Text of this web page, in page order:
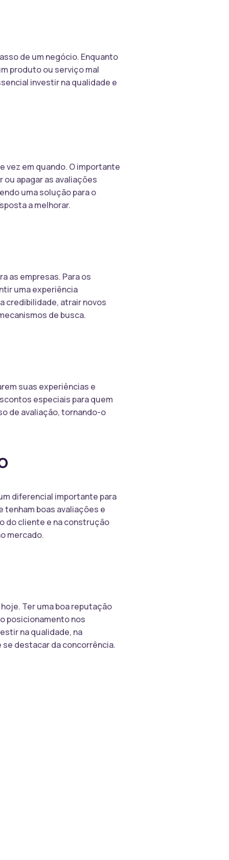
de um negócio. Enquanto
produto ou serviço mal
investir na qualidade e
vez em quando. O importante
apagar as avaliações
uma solução para o
a melhorar.
as empresas. Para os
uma experiência
credibilidade, atrair novos
de busca.
suas experiências e
especiais para quem
de avaliação, tornando-o
diferencial importante para
boas avaliações e
do cliente e na construção
mercado.
Ter uma boa reputação
posicionamento nos
na qualidade, na
destacar da concorrência.